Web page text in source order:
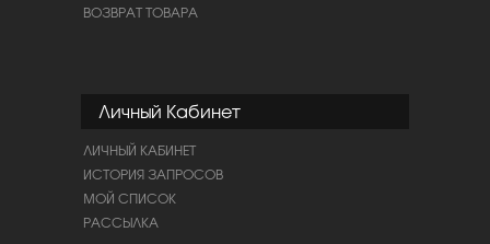
ВОЗВРАТ ТОВАРА
Личный Кабинет
ЛИЧНЫЙ КАБИНЕТ
ИСТОРИЯ ЗАПРОСОВ
МОЙ СПИСОК
РАССЫЛКА